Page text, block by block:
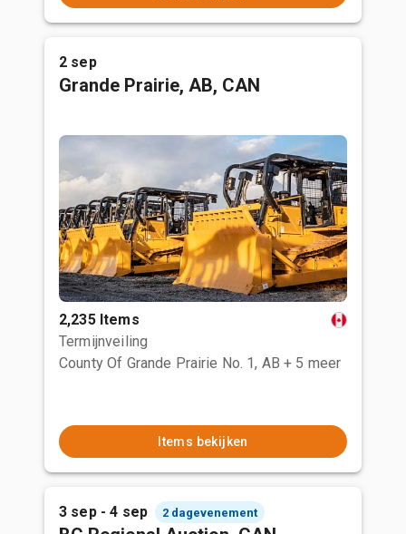
2 sep
Grande Prairie, AB, CAN
2,235 Items
Termijnveiling
County Of Grande Prairie No. 1, AB + 5 meer
Items bekijken
3 sep - 4 sep 2 dagevenement